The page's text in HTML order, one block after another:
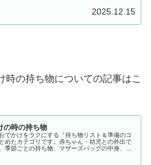
2025.12.15
時の持ち物についての記事はこ
の時の持ち物
でかけをラクにする「持ち物リスト＆準備のコ
めたカテゴリです。赤ちゃん・幼児との外出で
季節ごとの持ち物、マザーズバッグの中身、あ